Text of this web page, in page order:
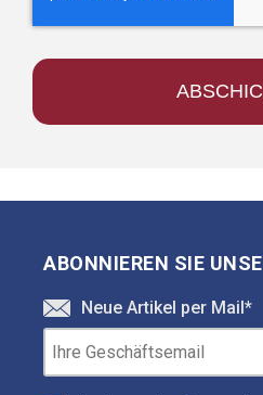
ABONNIEREN SIE
Neue Artikel per Mail *